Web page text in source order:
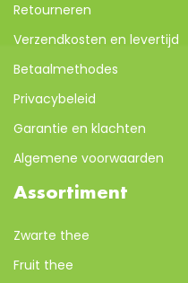
Retourneren
Verzendkosten en levertijd
Betaalmethodes
Privacybeleid
Garantie en klachten
Algemene voorwaarden
Assortiment
Zwarte thee
Fruit thee